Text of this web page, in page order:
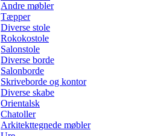
Andre møbler
Tæpper
Diverse stole
Rokokostole
Salonstole
Diverse borde
Salonborde
Skriveborde og kontor
Diverse skabe
Orientalsk
Chatoller
Arkitekttegnede møbler